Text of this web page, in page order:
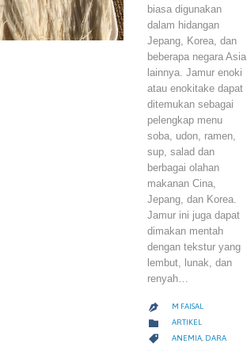
biasa digunakan
dalam hidangan
Jepang, Korea, dan
beberapa negara Asia
lainnya. Jamur enoki
atau enokitake dapat
ditemukan sebagai
pelengkap menu
soba, udon, ramen,
sup, salad dan
berbagai olahan
makanan Cina,
Jepang, dan Korea.
Jamur ini juga dapat
dimakan mentah
dengan tekstur yang
lembut, lunak, dan
renyah…
 M FAISAL
 CATEGORY
ARTIKEL
 CATEGORY
ANEMIA, DARA